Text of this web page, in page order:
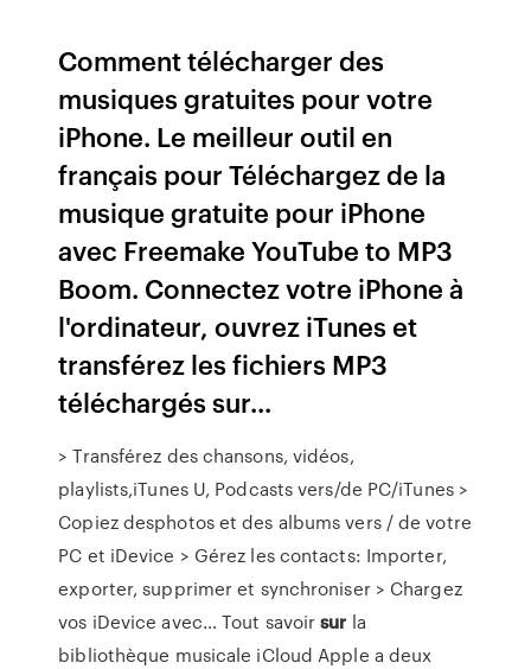
Comment télécharger des
musiques gratuites pour votre
iPhone. Le meilleur outil en
français pour Téléchargez de la
musique gratuite pour iPhone
avec Freemake YouTube to MP3
Boom. Connectez votre iPhone à
l'ordinateur, ouvrez iTunes et
transférez les fichiers MP3
téléchargés sur...
> Transférez des chansons, vidéos,
playlists,iTunes U, Podcasts vers/de PC/iTunes >
Copiez desphotos et des albums vers / de votre
PC et iDevice > Gérez les contacts: Importer,
exporter, supprimer et synchroniser > Chargez
vos iDevice avec…Tout savoirsur la
bibliothèque musicale iCloud Apple a deux